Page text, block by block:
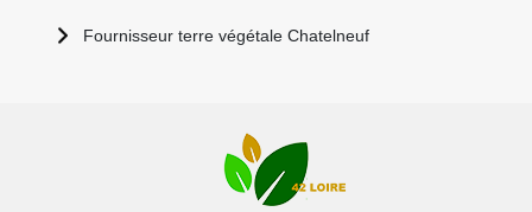
Fournisseur terre végétale Chatelneuf